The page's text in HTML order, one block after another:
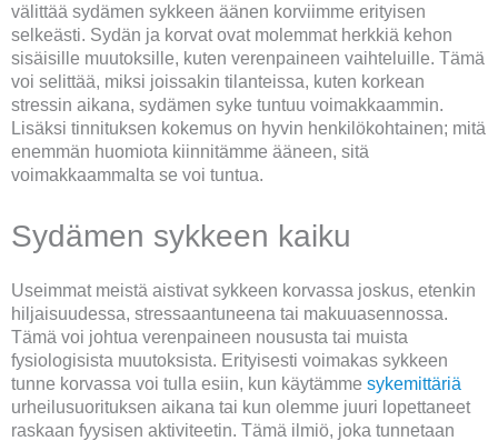
välittää sydämen sykkeen äänen korviimme erityisen
selkeästi. Sydän ja korvat ovat molemmat herkkiä kehon
sisäisille muutoksille, kuten verenpaineen vaihteluille. Tämä
voi selittää, miksi joissakin tilanteissa, kuten korkean
stressin aikana, sydämen syke tuntuu voimakkaammin.
Lisäksi tinnituksen kokemus on hyvin henkilökohtainen; mitä
enemmän huomiota kiinnitämme ääneen, sitä
voimakkaammalta se voi tuntua.
Sydämen sykkeen kaiku
Useimmat meistä aistivat sykkeen korvassa joskus, etenkin
hiljaisuudessa, stressaantuneena tai makuuasennossa.
Tämä voi johtua verenpaineen noususta tai muista
fysiologisista muutoksista. Erityisesti voimakas sykkeen
tunne korvassa voi tulla esiin, kun käytämme sykemittäriä
urheilusuorituksen aikana tai kun olemme juuri lopettaneet
raskaan fyysisen aktiviteetin. Tämä ilmiö, joka tunnetaan